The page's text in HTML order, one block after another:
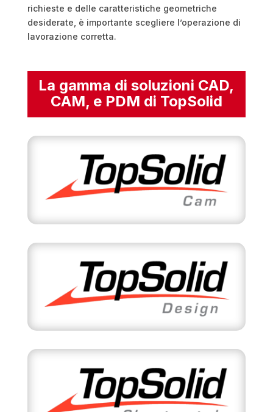
richieste e delle caratteristiche geometriche
desiderate, è importante scegliere l’operazione di
lavorazione corretta.
La gamma di soluzioni CAD,
CAM, e PDM di TopSolid